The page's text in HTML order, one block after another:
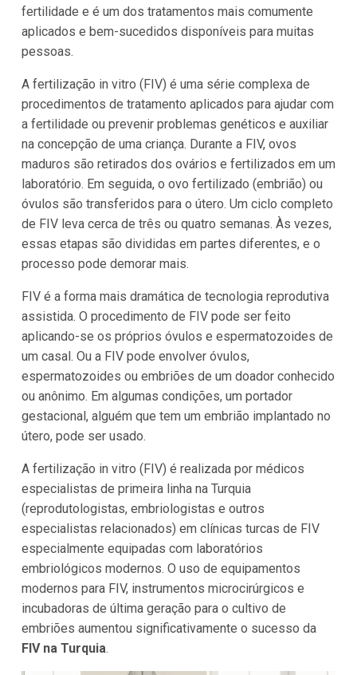
fertilidade e é um dos tratamentos mais comumente
aplicados e bem-sucedidos disponíveis para muitas
pessoas.
A fertilização in vitro (FIV) é uma série complexa de
procedimentos de tratamento aplicados para ajudar com
a fertilidade ou prevenir problemas genéticos e auxiliar
na concepção de uma criança. Durante a FIV, ovos
maduros são retirados dos ovários e fertilizados em um
laboratório. Em seguida, o ovo fertilizado (embrião) ou
óvulos são transferidos para o útero. Um ciclo completo
de FIV leva cerca de três ou quatro semanas. Às vezes,
essas etapas são divididas em partes diferentes, e o
processo pode demorar mais.
FIV é a forma mais dramática de tecnologia reprodutiva
assistida. O procedimento de FIV pode ser feito
aplicando-se os próprios óvulos e espermatozoides de
um casal. Ou a FIV pode envolver óvulos,
espermatozoides ou embriões de um doador conhecido
ou anônimo. Em algumas condições, um portador
gestacional, alguém que tem um embrião implantado no
útero, pode ser usado.
A fertilização in vitro (FIV) é realizada por médicos
especialistas de primeira linha na Turquia
(reprodutologistas, embriologistas e outros
especialistas relacionados) em clínicas turcas de FIV
especialmente equipadas com laboratórios
embriológicos modernos. O uso de equipamentos
modernos para FIV, instrumentos microcirúrgicos e
incubadoras de última geração para o cultivo de
embriões aumentou significativamente o sucesso da
FIV na Turquia.